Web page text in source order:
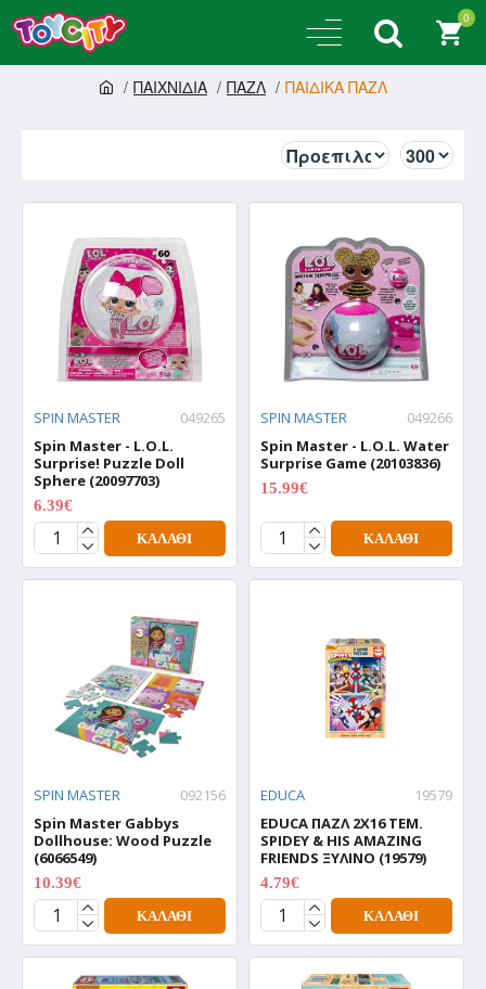
0
ΠΑΙΧΝΙΔΙΑ ΠΑΖΛ ΠΑΙΔΙΚΑ ΠΑΖΛ
SPIN MASTER
049265
Spin Master - L.O.L.
Surprise! Puzzle Doll
Sphere (20097703)
6.39€
ΚΑΛΆΘΙ
SPIN MASTER
049266
Spin Master - L.O.L. Water
Surprise Game (20103836)
15.99€
ΚΑΛΆΘΙ
SPIN MASTER
092156
Spin Master Gabbys
Dollhouse: Wood Puzzle
(6066549)
10.39€
ΚΑΛΆΘΙ
EDUCA
19579
EDUCA ΠΑΖΛ 2X16 ΤΕΜ.
SPIDEY & HIS AMAZING
FRIENDS ΞΥΛΙΝΟ (19579)
4.79€
ΚΑΛΆΘΙ